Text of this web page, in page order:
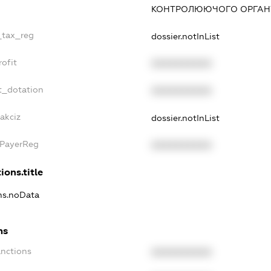
КОНТРОЛЮЮЧОГО
dossier.notInList
dossier.notInList